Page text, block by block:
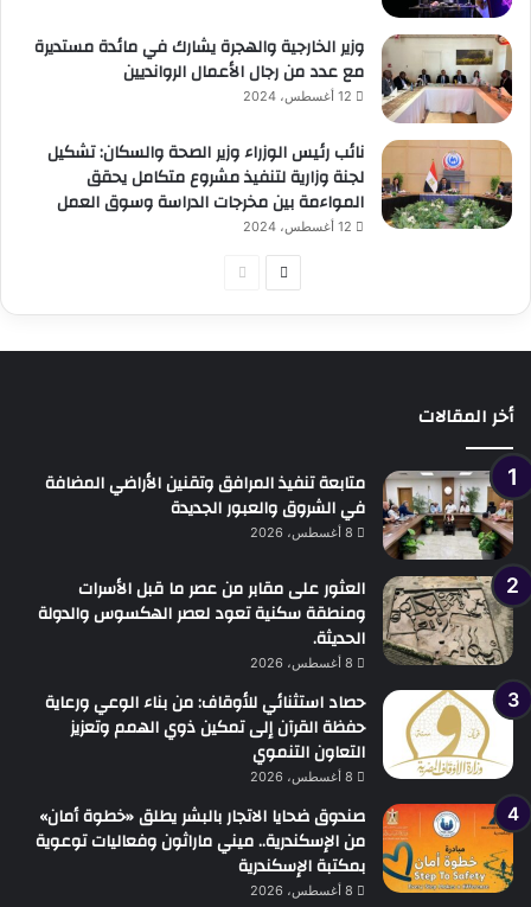
وزير الخارجية والهجرة يشارك في مائدة مستديرة
مع عدد من رجال الأعمال الروانديين
12 أغسطس، 2024
نائب رئيس الوزراء وزير الصحة والسكان: تشكيل
لجنة وزارية لتنفيذ مشروع متكامل يحقق
المواءمة بين مخرجات الدراسة وسوق العمل
12 أغسطس، 2024
الصفحة
أخر المقالات
متابعة تنفيذ المرافق وتقنين الأراضي المضافة
في الشروق والعبور الجديدة
8 أغسطس، 2026
العثور على مقابر من عصر ما قبل الأسرات
ومنطقة سكنية تعود لعصر الهكسوس والدولة
الحديثة.
8 أغسطس، 2026
حصاد استثنائي للأوقاف: من بناء الوعي ورعاية
حفظة القرآن إلى تمكين ذوي الهمم وتعزيز
التعاون التنموي
8 أغسطس، 2026
صندوق ضحايا الاتجار بالبشر يطلق «خطوة أمان»
من الإسكندرية.. ميني ماراثون وفعاليات توعوية
بمكتبة الإسكندرية
8 أغسطس، 2026